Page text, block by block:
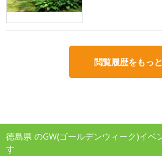
閲覧履歴をもっ
徳島県 のGW(ゴールデンウィーク)イベ
す